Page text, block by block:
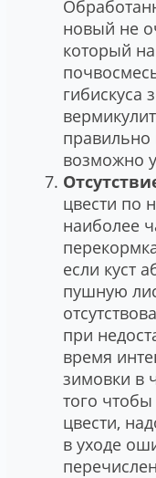
новый не
который
гибискуса
правильно
возможно
цвести по
наиболее
если куст
пушную
при
время
зимовки в
того чтобы
цвести,
в уходе